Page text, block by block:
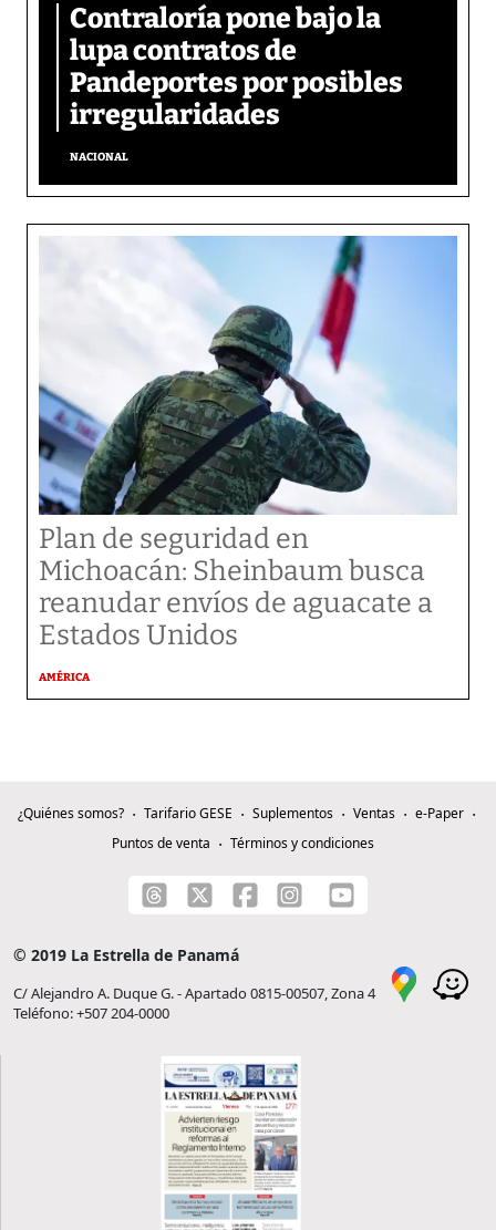
Contraloría pone bajo la
lupa contratos de
Pandeportes por posibles
irregularidades
NACIONAL
Plan de seguridad en
Michoacán: Sheinbaum busca
reanudar envíos de aguacate a
Estados Unidos
AMÉRICA
¿Quiénes somos? Tarifario GESE Suplementos Ventas
e-Paper
Puntos de venta
Términos y condiciones
© 2019 La Estrella de Panamá
C/ Alejandro A. Duque G. - Apartado 0815-00507, Zona 4
Teléfono: +507 204-0000